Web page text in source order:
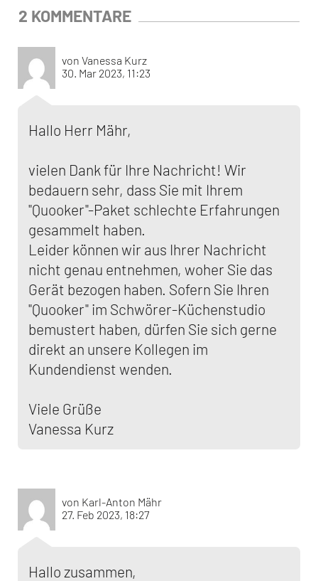
2 KOMMENTARE
von Vanessa Kurz
30. Mar 2023, 11:23
Hallo Herr Mähr,
vielen Dank für Ihre Nachricht! Wir
bedauern sehr, dass Sie mit Ihrem
"Quooker"-Paket schlechte Erfahrungen
gesammelt haben.
Leider können wir aus Ihrer Nachricht
nicht genau entnehmen, woher Sie das
Gerät bezogen haben. Sofern Sie Ihren
"Quooker" im Schwörer-Küchenstudio
bemustert haben, dürfen Sie sich gerne
direkt an unsere Kollegen im
Kundendienst wenden.
Viele Grüße
Vanessa Kurz
von Karl-Anton Mähr
27. Feb 2023, 18:27
Hallo zusammen,